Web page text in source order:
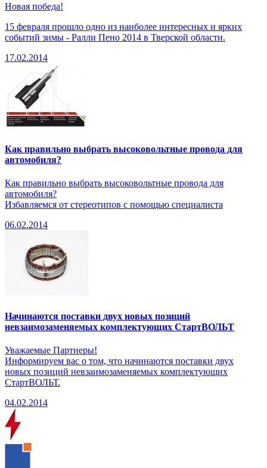
Новая победа!
15 февраля прошло одно из наиболее интересных и ярких
событий зимы - Ралли Пено 2014 в Тверской области.
17.02.2014
Как правильно выбрать высоковольтные провода для
автомобиля?
Как правильно выбрать высоковольтные провода для
автомобиля?
Избавляемся от стереотипов с помощью специалиста
06.02.2014
Начинаются поставки двух новых позиций
невзаимозаменяемых комплектующих СтартВОЛЬТ
Уважаемые Партнеры!
Информируем вас о том, что начинаются поставки двух
новых позиций невзаимозаменяемых комплектующих
СтартВОЛЬТ.
04.02.2014